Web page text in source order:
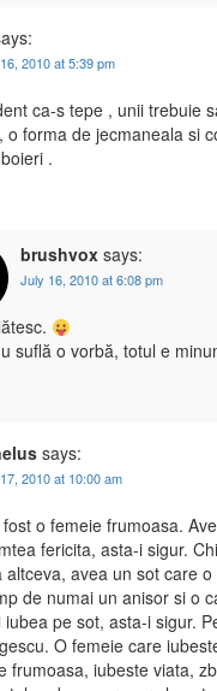
2010 at 5:39 pm
ca-s tepe , unii trebuie
o forma de jecmaneala si
.
brushvox says:
July 16, 2010 at 6:08 pm
suflă o vorbă, totul e
says:
2010 at 10:00 am
o femeie frumoasa.
fericita, asta-i sigur.
altceva, avea un sot care
de numai un anisor si o
pe sot, asta-i sigur.
O femeie care
frumoasa, iubeste viata,